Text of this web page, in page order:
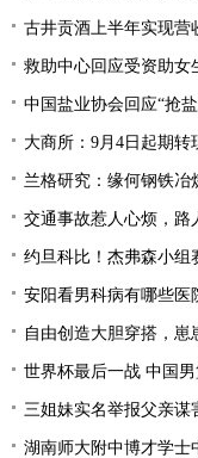
古井贡酒上半年实现营
救助中心回应受资助女
中国盐业协会回应“抢
大商所：9月4日起期转现手
兰格研究：缘何钢铁冶
交通事故惹人心烦，路
约旦科比！杰弗森小组
安阳看男科病有哪些医
自由创造大胆穿搭，崽
世界杯最后一战 中国
三姐妹实名举报父亲谋
湖南师大附中博才学士